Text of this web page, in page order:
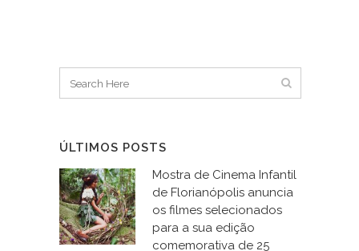
ÚLTIMOS POSTS
Mostra de Cinema Infantil
de Florianópolis anuncia
os filmes selecionados
para a sua edição
comemorativa de 25